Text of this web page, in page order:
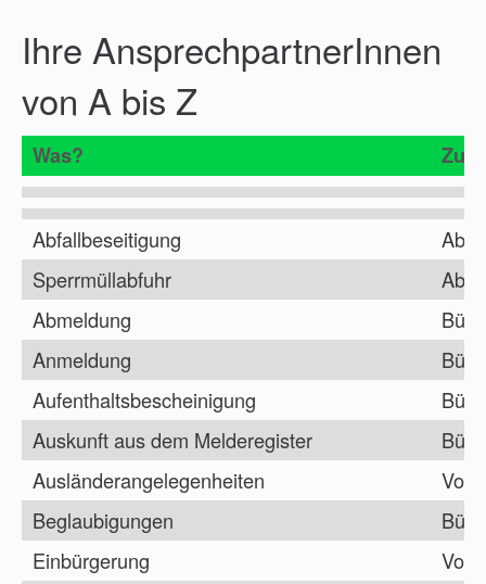
Ihre AnsprechpartnerInnen
von A bis Z
Was?
Abfallbeseitigung
Sperrmüllabfuhr
Abmeldung
Anmeldung
Aufenthaltsbescheinigung
Auskunft aus dem Melderegister
Ausländerangelegenheiten
Beglaubigungen
Einbürgerung